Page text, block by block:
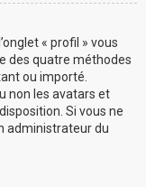
« profil » vous
des quatre méthodes
ou importé.
non les avatars et
Si vous ne
administrateur du